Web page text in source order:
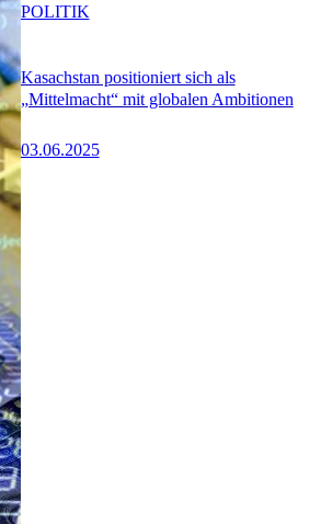
Kasachstan positioniert sich als
„Mittelmacht“ mit globalen Ambitionen
03.06.2025
POLITIK